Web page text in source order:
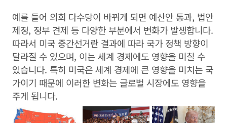
예를 들어 의회 다수당이 바뀌게 되면 예산안 통과, 법안
제정, 정부 견제 등 다양한 부분에서 변화가 발생합니다.
따라서 미국 중간선거란 결과에 따라 국가 정책 방향이
달라질 수 있으며, 이는 세계 경제에도 영향을 미칠 수
있습니다. 특히 미국은 세계 경제에 큰 영향을 미치는 국
가이기 때문에 이러한 변화는 글로벌 시장에도 영향을
주게 됩니다.